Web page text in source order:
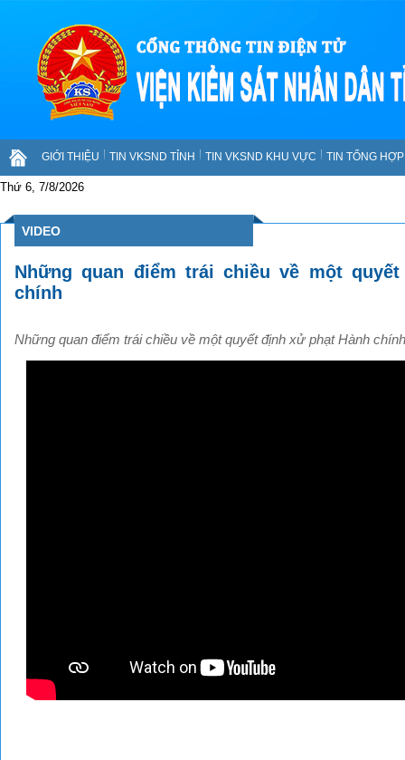
GIỚI THIỆU TIN VKSND TỈNH TIN VKSND KHU VỰC TIN TỔNG
Thứ 6, 7/8/2026
VIDEO
Những quan điểm trái chiều về một
chính
Những quan điểm trái chiều về một quyết định xử phạt Hành chính